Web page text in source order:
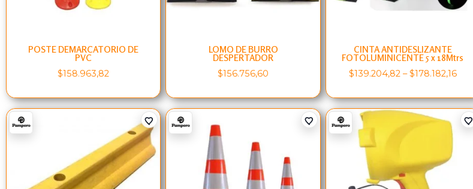
POSTE DEMARCATORIO DE
PVC
$158.963,82
LOMO DE BURRO
DESPERTADOR
$156.756,60
CINTA ANTIDESLIZANTE
FOTOLUMINICENTE 5 x 18Mtrs
$139.204,82 – $178.182,16